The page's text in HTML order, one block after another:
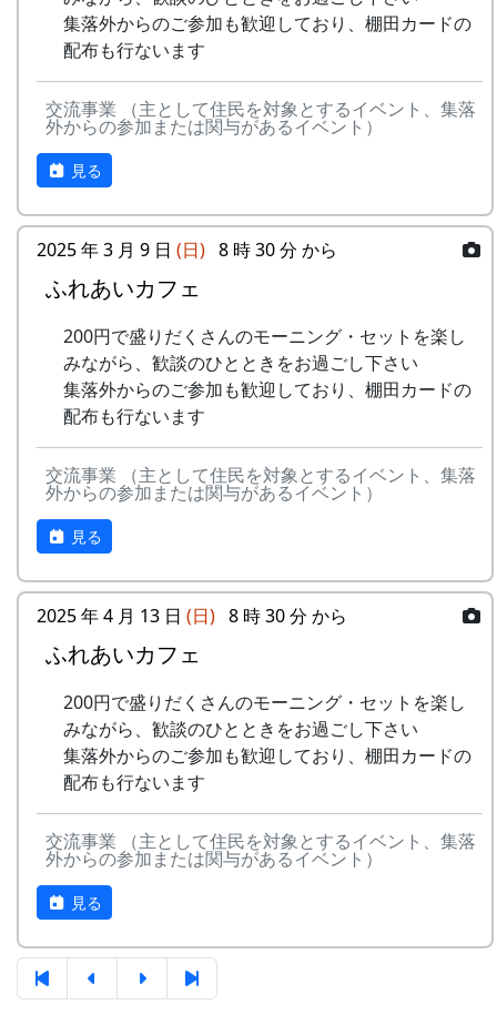
里山の自然と暮らしを守ろうと、全国に棚田オー
ナー制度というのがあります。
ある都会の若者が、棚田で田植えをして地元の人
に管理してもらい、収穫を楽しみに１年を過ごす
姿を想像して詩を書きました。
相棒の“うらめしあ”が曲をつけてくれて、兵庫県
のとある棚田コンサート（収穫日に田んぼでライ
ブする企画）でみんなで歌った思い出の楽曲で
す。（ポン四郎）
水と太陽の国で
稲刈りの日、田んぼでオリジナル曲を披露・演奏
する棚田コンサート。
毎年曲を創り出演してきましたが、その中でも、
夏のイメージを色濃く出した曲です。
水田に降り注ぐ“雨”と“太陽の光”が、私達の命を
支えているのだと実感させられた「里山のよきイ
ベント」でした。（ポン四郎）
収穫祭にて
15
⽔と太陽の国で
16
収穫の秋に
⽉ーアカリ
17
棚⽥のステージへ
2000年 加美町〜棚⽥の秋〜 穫れたての
うた
No 歌
1
ふるさと加美の
⾥へ
メシアとポン四郎バン
ド
2
加美の⾥か
ら'98
3 永遠の⾥
すぱ
4
5
なんとなく聴く
うた
リアルキャンディーズ
6 あしたは帰ろう
7
蒼い⾵〜棚
⽥'99〜
MASA BAND
⾥へ
9 棚⽥の四季
苔星バンド
10
この町で
11
⻩⾦の海
ボーイズ
みんな
-
グリーンマウンテン
ボーイズ
あした
は帰ろ
2000
ボーイズ
ってい
る
3 ⽉ーアカリ
ンド・
フォー
エバー
- ⽉ーアカリ
収穫の
秋に
1999 2001
4
H CORPORATION
(II)
- H CORPORATION
帰って
HCORPORATION(II)
静かに
時は…
1999 2001
5
メシアとポン四郎バ
ンド
棚⽥の
1999 2002
-
メシアとポン四郎バ
ンド
ふるさ
と加美
1999 2000
ンド
集落外からのご参加も歓迎しており、棚田カードの
配布も行ないます
交流事業 （主として住民を対象とするイベント、集落
外からの参加または関与があるイベント）
見る
2025 年 3 月 9 日 (日) 8 時 30 分 から
ふれあいカフェ
200円で盛りだくさんのモーニング・セットを楽し
みながら、歓談のひとときをお過ごし下さい
集落外からのご参加も歓迎しており、棚田カードの
配布も行ないます
交流事業 （主として住民を対象とするイベント、集落
外からの参加または関与があるイベント）
見る
2025 年 4 月 13 日 (日) 8 時 30 分 から
ふれあいカフェ
200円で盛りだくさんのモーニング・セットを楽し
みながら、歓談のひとときをお過ごし下さい
集落外からのご参加も歓迎しており、棚田カードの
配布も行ないます
交流事業 （主として住民を対象とするイベント、集落
外からの参加または関与があるイベント）
見る